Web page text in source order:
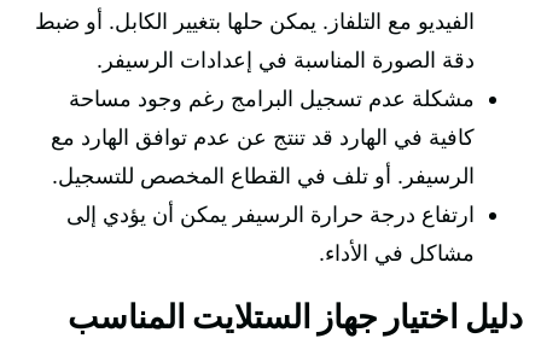
الفيديو مع التلفاز. يمكن حلها بتغيير الكابل. أو ضبط
دقة الصورة المناسبة في إعدادات الرسيفر.
مشكلة عدم تسجيل البرامج رغم وجود مساحة
كافية في الهارد قد تنتج عن عدم توافق الهارد مع
الرسيفر. أو تلف في القطاع المخصص للتسجيل.
ارتفاع درجة حرارة الرسيفر يمكن أن يؤدي إلى
مشاكل في الأداء.
دليل اختيار جهاز الستلايت المناسب